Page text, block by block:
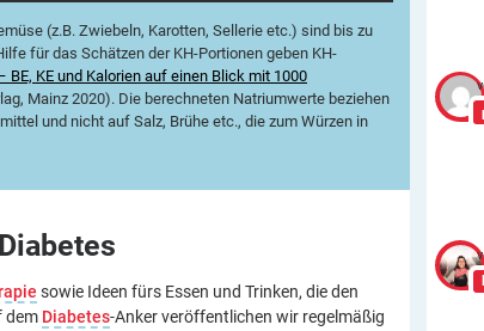
(z.B. Zwiebeln, Karotten, Sellerie etc.) sind bis zu
für das Schätzen der KH-Portionen geben KH-
KE und Kalorien auf einen Blick mit 1000
Mainz 2020). Die berechneten Natriumwerte beziehen
und nicht auf Salz, Brühe etc., die zum Würzen in
Diabetes
sowie Ideen fürs Essen und Trinken, die den
dem Diabetes-Anker veröffentlichen wir regelmäßig